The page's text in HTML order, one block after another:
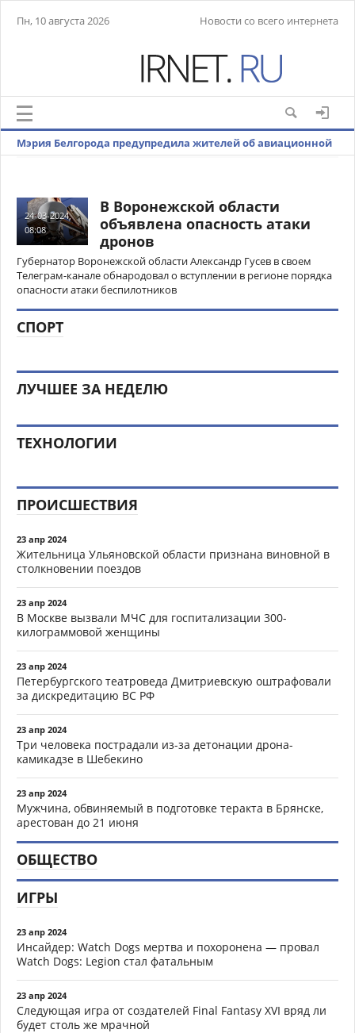
Пн, 10 августа 2026 Новости со всего интернета
Мэрия Белгорода предупредила жителей об авиационной
24-03-2024,
08:08
В Воронежской области
объявлена опасность атаки
дронов
Губернатор Воронежской области Александр Гусев в своем
Телеграм-канале обнародовал о вступлении в регионе порядка
опасности атаки беспилотников
СПОРТ
ЛУЧШЕЕ ЗА НЕДЕЛЮ
ТЕХНОЛОГИИ
ПРОИСШЕСТВИЯ
23 апр 2024
Жительница Ульяновской области признана виновной в
столкновении поездов
23 апр 2024
В Москве вызвали МЧС для госпитализации 300-
килограммовой женщины
23 апр 2024
Петербургского театроведа Дмитриевскую оштрафовали
за дискредитацию ВС РФ
23 апр 2024
Три человека пострадали из-за детонации дрона-
камикадзе в Шебекино
23 апр 2024
Мужчина, обвиняемый в подготовке теракта в Брянске,
арестован до 21 июня
ОБЩЕСТВО
ИГРЫ
23 апр 2024
Инсайдер: Watch Dogs мертва и похоронена — провал
Watch Dogs: Legion стал фатальным
23 апр 2024
Следующая игра от создателей Final Fantasy XVI вряд ли
будет столь же мрачной